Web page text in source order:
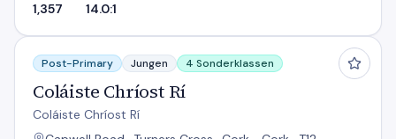
1,357 14.0:1
Coláiste Chríost Rí
Post-Primary Jungen 4 Sonderklassen
Coláiste Chríost Rí
Coláiste Chríost Rí